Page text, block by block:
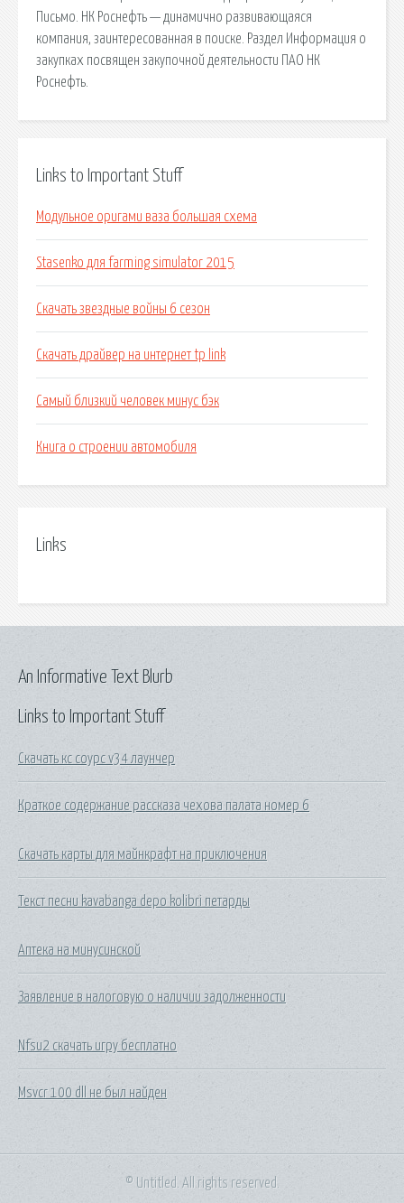
Письмо. НК Роснефть — динамично развивающаяся
компания, заинтересованная в поиске. Раздел Информация о
закупках посвящен закупочной деятельности ПАО НК
Роснефть.
Links to Important Stuff
Модульное оригами ваза большая схема
Stasenko для farming simulator 2015
Скачать звездные войны 6 сезон
Скачать драйвер на интернет tp link
Самый близкий человек минус бэк
Книга о строении автомобиля
Links
Links to Important Stuff
Скачать кс соурс v34 лаунчер
Краткое содержание рассказа чехова палата номер 6
Скачать карты для майнкрафт на приключения
Текст песни kavabanga depo kolibri петарды
Аптека на минусинской
Заявление в налоговую о наличии задолженности
Nfsu2 скачать игру бесплатно
Msvcr 100 dll не был найден
An Informative Text Blurb
© Untitled. All rights reserved.